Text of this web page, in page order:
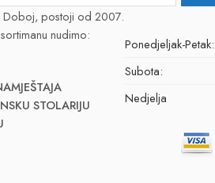
Doboj, postoji od 2007.
nudimo:
STOLARIJU
Ponedjeljak-Petak:
Subota:
Nedjelja